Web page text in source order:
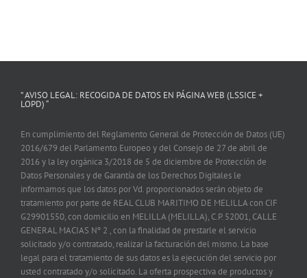
” AVISO LEGAL: RECOGIDA DE DATOS EN PÁGINA WEB (LSSICE +
LOPD) “
En cumplimiento del Reglamento General de Protección de Datos (UE)
2016/679 del Parlamento Europeo y del Consejo de 27 de abril de
2016 y la ley orgánica 3/2018 de 5 de diciembre de Protección de
Datos Personales y de Garantía de los Derechos Digitales le
informamos que los datos por Vd. proporcionados serán objeto de
tratamiento por parte de REAL CLUB MARITIMO DE MELILLA con CIF
G29901550, con domicilio en MELILLA (MELILLA), C.P. 52001, CALLE
GENERAL MACIAS Nº 2 , con la finalidad de prestarle el servicio
solicitado y/o contratado, realizar la facturación del mismo. La base
legal para el tratamiento de sus datos es la ejecución del servicio por
usted contratado y/o solicitado. La oferta prospectiva de productos y